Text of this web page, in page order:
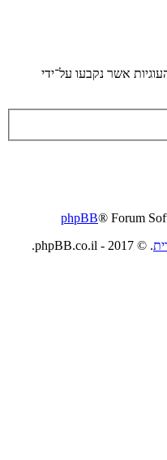
אשר נקבעו על־ידי
phpBB® Forum
. © 2017 - phpBB.co.il.